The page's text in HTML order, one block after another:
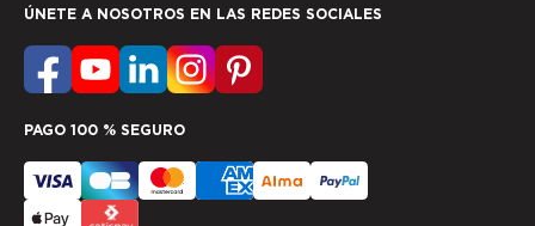
ÚNETE A NOSOTROS EN LAS REDES SOCIALES
PAGO 100 % SEGURO